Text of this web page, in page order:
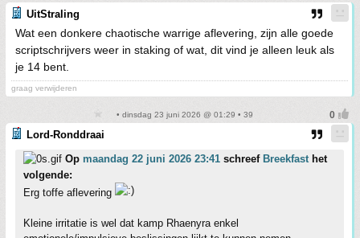
UitStraling
Wat een donkere chaotische warrige aflevering, zijn alle goede
scriptschrijvers weer in staking of wat, dit vind je alleen leuk als
je 14 bent.
graag verwijderen
• dinsdag 23 juni 2026 @ 01:29 • 39
Lord-Ronddraai
Op maandag 22 juni 2026 23:41 schreef Breekfasthet
volgende:
Erg toffe aflevering
Kleine irritatie is wel dat kamp Rhaenyra enkel